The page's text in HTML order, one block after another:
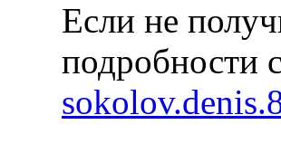
Если не
подробности